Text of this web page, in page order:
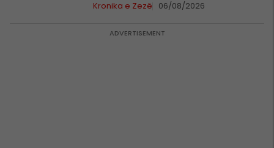
Ferizajt
Kronika e Zezë 06/08/2026